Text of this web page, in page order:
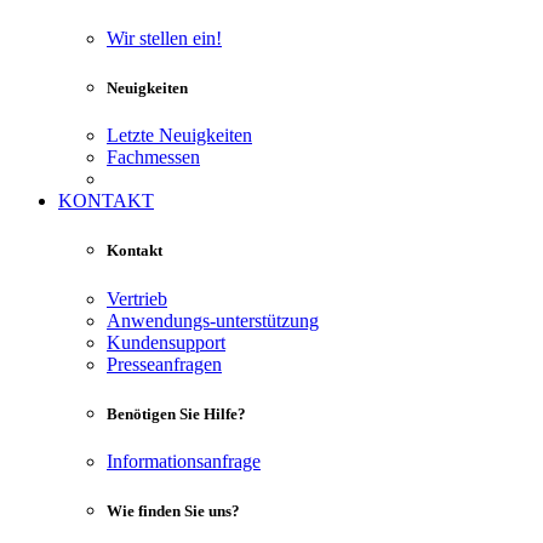
Wir stellen ein!
Neuigkeiten
Letzte Neuigkeiten
Fachmessen
KONTAKT
Kontakt
Vertrieb
Anwendungs-unterstützung
Kundensupport
Presseanfragen
Benötigen Sie Hilfe?
Informationsanfrage
Wie finden Sie uns?